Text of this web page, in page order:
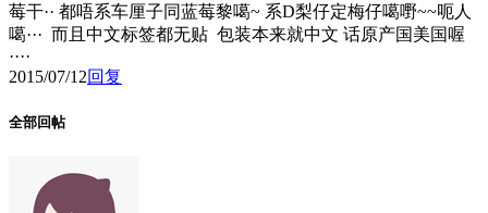
莓干·· 都唔系车厘子同蓝莓黎噶~ 系D梨仔定梅仔噶嘢~~呃人
噶··· 而且中文标签都无贴 包装本来就中文 话原产国美国喔
····
2015/07/12回复
全部回帖